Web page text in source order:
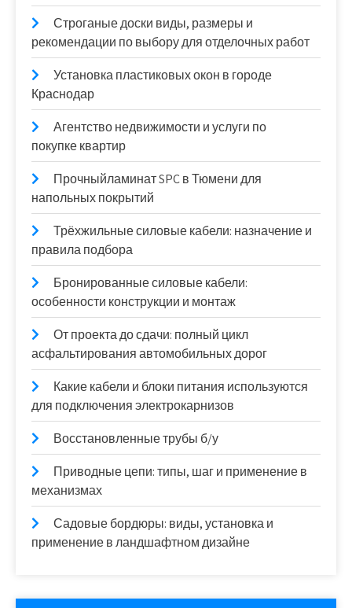
Строганые доски виды, размеры и
рекомендации по выбору для отделочных работ
Установка пластиковых окон в городе
Краснодар
Агентство недвижимости и услуги по
покупке квартир
Прочныйламинат SPC в Тюмени для
напольных покрытий
Трёхжильные силовые кабели: назначение и
правила подбора
Бронированные силовые кабели:
особенности конструкции и монтаж
От проекта до сдачи: полный цикл
асфальтирования автомобильных дорог
Какие кабели и блоки питания используются
для подключения электрокарнизов
Восстановленные трубы б/у
Приводные цепи: типы, шаг и применение в
механизмах
Садовые бордюры: виды, установка и
применение в ландшафтном дизайне